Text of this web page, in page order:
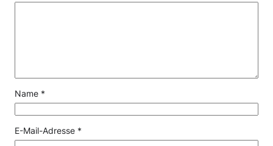
Name *
E-Mail-Adresse *